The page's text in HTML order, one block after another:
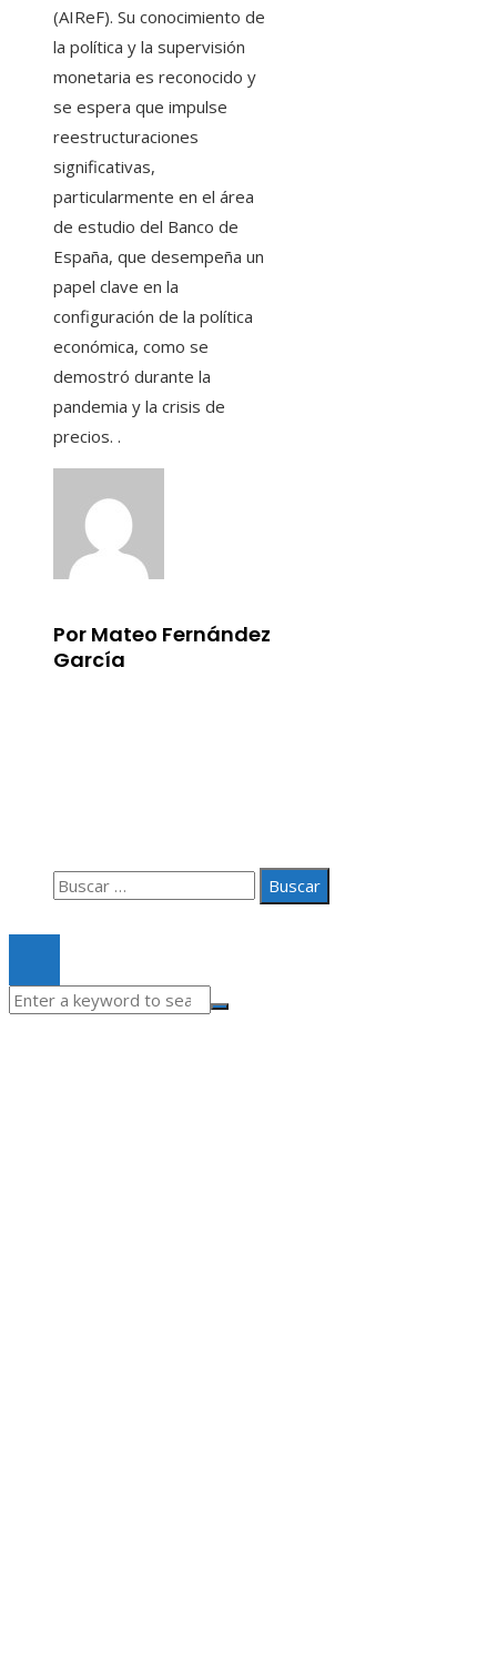
(AIReF). Su conocimiento de
la política y la supervisión
monetaria es reconocido y
se espera que impulse
reestructuraciones
significativas,
particularmente en el área
de estudio del Banco de
España, que desempeña un
papel clave en la
configuración de la política
económica, como se
demostró durante la
pandemia y la crisis de
precios. .
Por Mateo Fernández
García
Buscar: